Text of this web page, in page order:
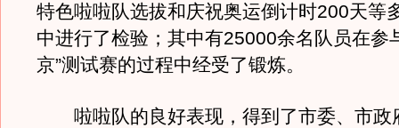
特色啦啦队选拔和庆祝奥运倒计时200天等
中进行了检验；其中有25000余名队员在参
京”测试赛的过程中经受了锻炼。
啦啦队的良好表现，得到了市委、市政